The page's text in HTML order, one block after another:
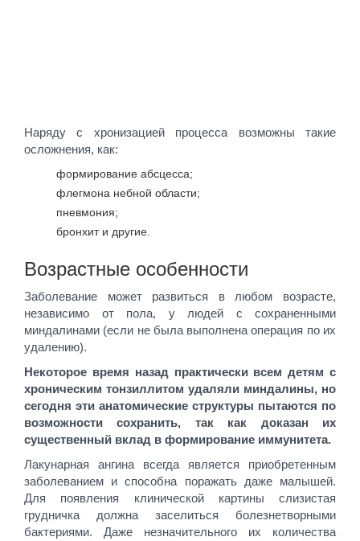
Наряду с хронизацией процесса возможны такие
осложнения, как:
формирование абсцесса;
флегмона небной области;
пневмония;
бронхит и другие.
Возрастные особенности
Заболевание может развиться в любом возрасте,
независимо от пола, у людей с сохраненными
миндалинами (если не была выполнена операция по их
удалению).
Некоторое время назад практически всем детям с
хроническим тонзиллитом удаляли миндалины, но
сегодня эти анатомические структуры пытаются по
возможности сохранить, так как доказан их
существенный вклад в формирование иммунитета.
Лакунарная ангина всегда является приобретенным
заболеванием и способна поражать даже малышей.
Для появления клинической картины слизистая
грудничка должна заселиться болезнетворными
бактериями. Даже незначительного их количества